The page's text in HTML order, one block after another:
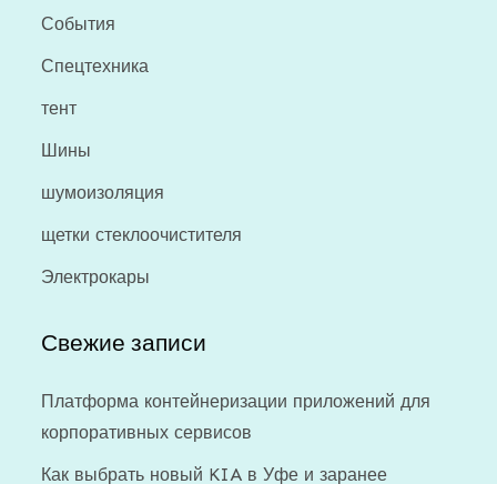
События
Спецтехника
тент
Шины
шумоизоляция
щетки стеклоочистителя
Электрокары
Свежие записи
Платформа контейнеризации приложений для
корпоративных сервисов
Как выбрать новый KIA в Уфе и заранее